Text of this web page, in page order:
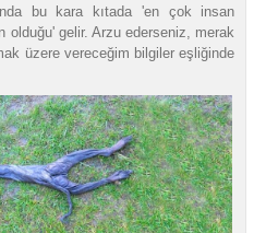
bu kara kıtada 'en çok insan
olduğu' gelir. Arzu ederseniz, merak
üzere vereceğim bilgiler eşliğinde